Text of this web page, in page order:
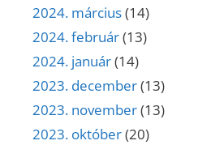
2024. március(14)
2024. február(13)
2024. január(14)
2023. december(13)
2023. november(13)
2023. október(20)